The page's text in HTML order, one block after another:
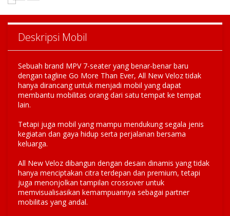
Deskripsi Mobil
Sebuah brand MPV 7-seater yang benar-benar baru
dengan tagline Go More Than Ever, All New Veloz tidak
hanya dirancang untuk menjadi mobil yang dapat
membantu mobilitas orang dari satu tempat ke tempat
lain.
Tetapi juga mobil yang mampu mendukung segala jenis
kegiatan dan gaya hidup serta perjalanan bersama
keluarga.
All New Veloz dibangun dengan desain dinamis yang tidak
hanya menciptakan citra terdepan dan premium, tetapi
juga menonjolkan tampilan crossover untuk
memvisualisasikan kemampuannya sebagai partner
mobilitas yang andal.